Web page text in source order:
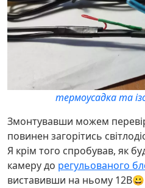
термоусадка та
Змонтувавши можем
повинен загорітись
Я крім того спробував, як
камеру до регульованого
виставивши на ньому 12В😀